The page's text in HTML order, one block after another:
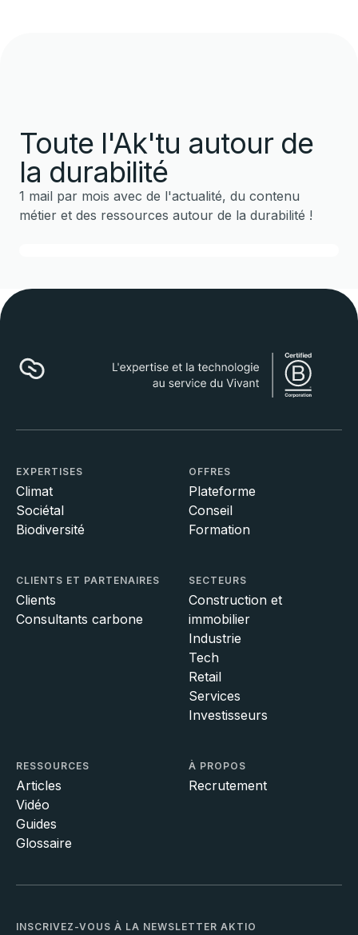
Toute l'Ak'tu autour de
la durabilité
1 mail par mois avec de l'actualité, du contenu
métier et des ressources autour de la durabilité !
EXPERTISES
Climat
Sociétal
Biodiversité
OFFRES
Plateforme
Conseil
Formation
CLIENTS ET PARTENAIRES
Clients
Consultants carbone
SECTEURS
Construction et
immobilier
Industrie
Tech
Retail
Services
Investisseurs
RESSOURCES
Articles
Vidéo
Guides
Glossaire
À PROPOS
Recrutement
INSCRIVEZ-VOUS À LA NEWSLETTER AKTIO